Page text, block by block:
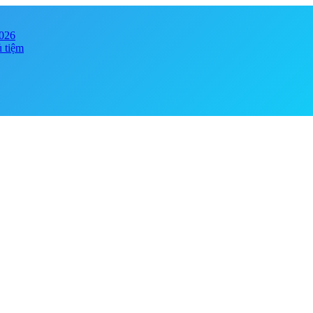
tiệm
đảm bảo chính hãng, giá tốt . Đa dạng phong phú chủng loại